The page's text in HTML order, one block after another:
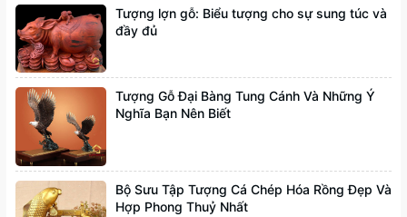
Tượng lợn gỗ: Biểu tượng cho sự sung túc và
đầy đủ
Tượng Gỗ Đại Bàng Tung Cánh Và Những Ý
Nghĩa Bạn Nên Biết
Bộ Sưu Tập Tượng Cá Chép Hóa Rồng Đẹp Và
Hợp Phong Thuỷ Nhất